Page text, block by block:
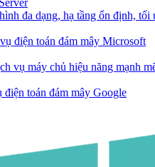
đa dạng, hạ tầng ổn định,
điện toán đám mây Microsoft
vụ máy chủ hiệu năng mạnh
điện toán đám mây Google